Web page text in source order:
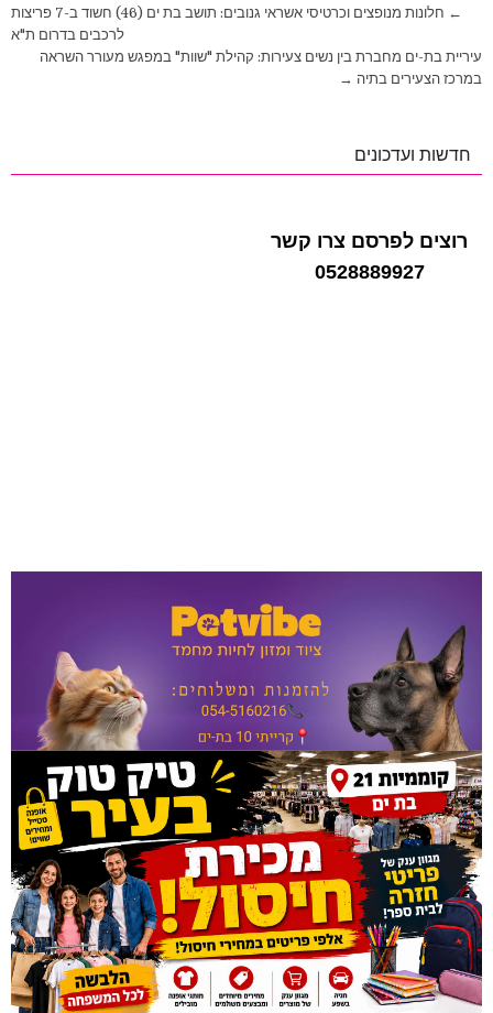
ניווט
← חלונות מנופצים וכרטיסי אשראי גנובים: תושב בת ים (46) חשוד ב-7 פריצות
לרכבים בדרום ת"א
עיריית בת-ים מחברת בין נשים צעירות: קהילת "שוות" במפגש מעורר השראה
במרכז הצעירים בתיה →
חדשות ועדכונים
רוצים לפרסם צרו קשר
0528889927